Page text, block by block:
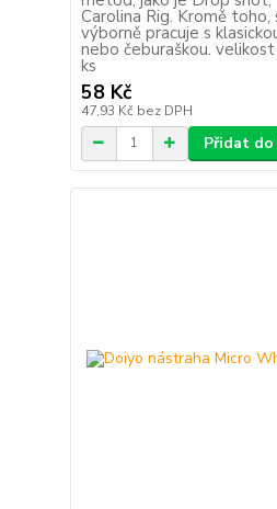
Carolina Rig. Kromě
výborně pracuje s
nebo čeburaškou.
ks
58 Kč
47,93 Kč bez DPH
Přidat do